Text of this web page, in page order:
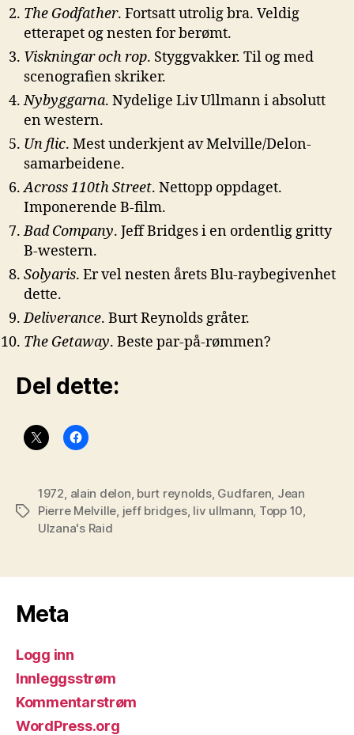
The Godfather. Fortsatt utrolig bra. Veldig
etterapet og nesten for berømt.
Viskningar och rop. Styggvakker. Til og med
scenografien skriker.
Nybyggarna. Nydelige Liv Ullmann i absolutt
en western.
Un flic. Mest underkjent av Melville/Delon-
samarbeidene.
Across 110th Street. Nettopp oppdaget.
Imponerende B-film.
Bad Company. Jeff Bridges i en ordentlig gritty
B-western.
Solyaris. Er vel nesten årets Blu-raybegivenhet
dette.
Deliverance. Burt Reynolds gråter.
The Getaway. Beste par-på-rømmen?
Del dette:
Stikkord
1972, alain delon, burt reynolds, Gudfaren, Jean
Pierre Melville, jeff bridges, liv ullmann, Topp 10,
Ulzana's Raid
Meta
Logg inn
Innleggsstrøm
Kommentarstrøm
WordPress.org